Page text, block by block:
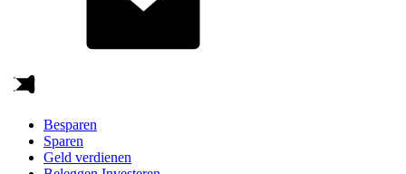
Besparen
Sparen
Geld verdienen